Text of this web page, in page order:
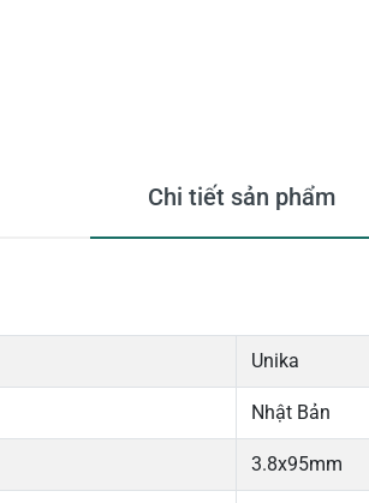
Chi tiết sản phẩm
Unika
Nhật Bản
3.8x95mm